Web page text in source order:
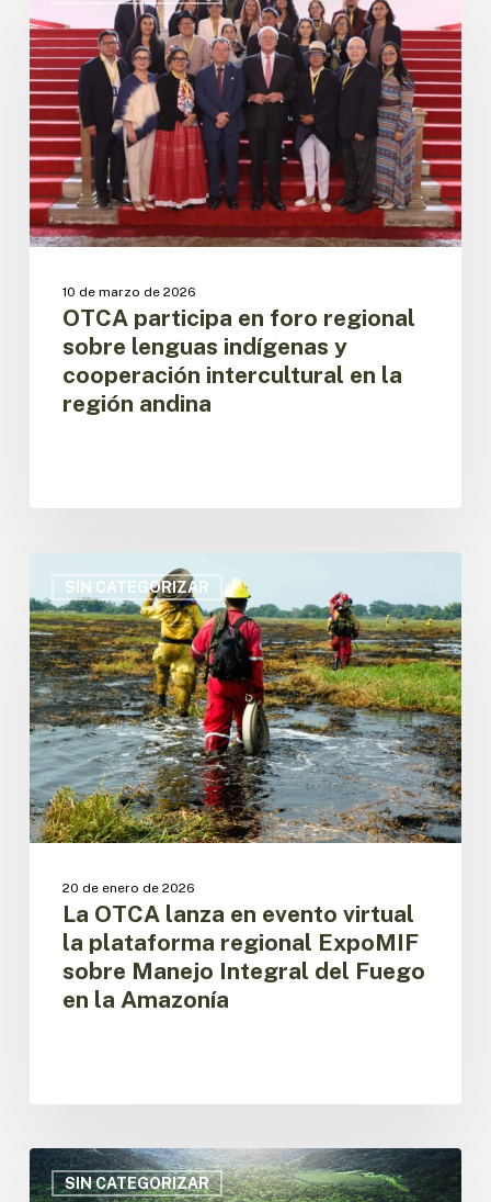
en
foro
regional
sobre
lenguas
indígenas
y
cooperación
intercultural
en
10 de marzo de 2026
OTCA participa en foro regional
sobre lenguas indígenas y
cooperación intercultural en la
región andina
SIN CATEGORIZAR
OTCA
lanza
en
evento
virtual
la
plataforma
regional
ExpoMIF
sobre
Manejo
Amazonía
20 de enero de 2026
La OTCA lanza en evento virtual
la plataforma regional ExpoMIF
sobre Manejo Integral del Fuego
en la Amazonía
SIN CATEGORIZAR
Sistematización
de